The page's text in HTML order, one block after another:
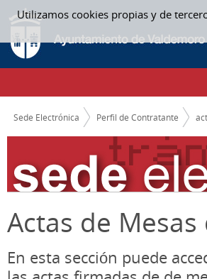
Utilizamos cookies propias y de
Saltar al contenido
05 MAYO - ACTAS MESAS CONTRATACION
CAMINO DE MIGAS
Sede Electrónica Perfil de Contratante
Actas de
En esta sección puede